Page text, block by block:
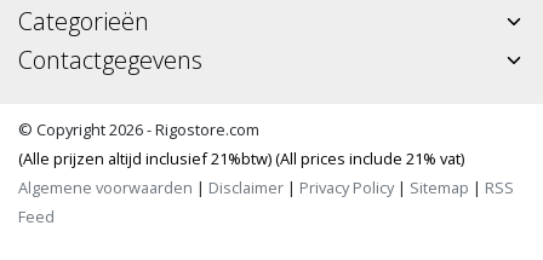
Categorieën
Contactgegevens
© Copyright 2026 - Rigostore.com
(Alle prijzen altijd inclusief 21%btw) (All prices include 21% vat)
Algemene voorwaarden | Disclaimer | Privacy Policy| Sitemap | RSS
Feed